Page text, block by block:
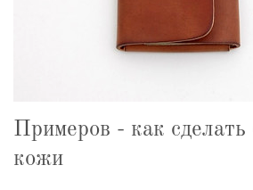
Примеров - как
кожи